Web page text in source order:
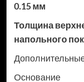
0.15 мм
Толщина
напольного
Основание